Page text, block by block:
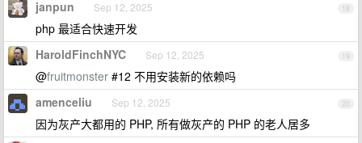
18
janpun Sep 12, 2025
php 最适合快速开发
19
HaroldFinchNYC Sep 12, 2025
@fruitmonster #12 不用安装新的依赖吗
20
amenceliu Sep 12, 2025
因为灰产大都用的 PHP, 所有做灰产的 PHP 的老人居多